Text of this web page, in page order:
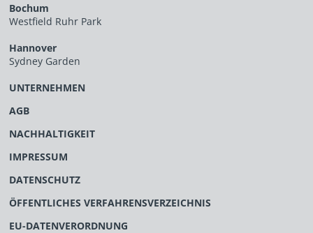
Bochum
Westfield Ruhr Park
Hannover
Sydney Garden
UNTERNEHMEN
AGB
NACHHALTIGKEIT
IMPRESSUM
DATENSCHUTZ
ÖFFENTLICHES VERFAHRENSVERZEICHNIS
EU-DATENVERORDNUNG